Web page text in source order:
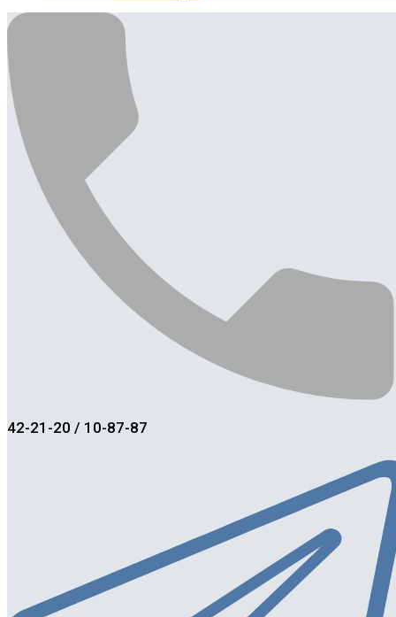
42-21-20 / 10-87-87